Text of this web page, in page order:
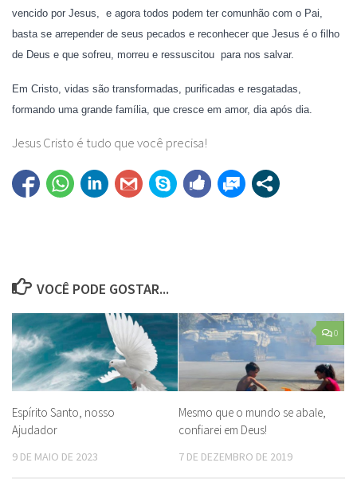
vencido por Jesus, e agora todos podem ter comunhão com o Pai,
basta se arrepender de seus pecados e reconhecer que Jesus é o filho
de Deus e que sofreu, morreu e ressuscitou para nos salvar.
Em Cristo, vidas são transformadas, purificadas e resgatadas,
formando uma grande família, que cresce em amor, dia após dia.
Jesus Cristo é tudo que você precisa!
VOCÊ PODE GOSTAR...
Espírito Santo, nosso
Ajudador
9 DE MAIO DE 2023
0
Mesmo que o mundo se abale,
confiarei em Deus!
7 DE DEZEMBRO DE 2019